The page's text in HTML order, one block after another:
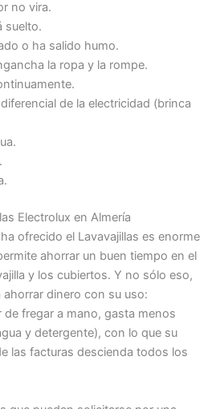
no vira.
suelto.
o ha salido humo.
la ropa y la rompe.
de la electricidad (brinca
Electrolux en Almería
ofrecido el Lavavajillas es enorme
ahorrar un buen tiempo en el
y los cubiertos. Y no sólo eso,
dinero con su uso:
fregar a mano, gasta menos
y detergente), con lo que su
las facturas descienda todos los